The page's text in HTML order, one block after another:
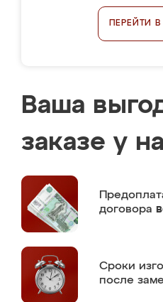
ПЕРЕЙТИ
Ваша
заказе у
договора
Сроки
после